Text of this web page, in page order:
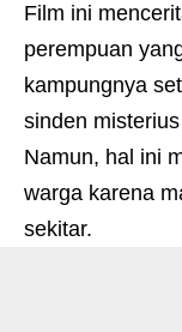
Film ini
perempuan
kampungnya
sinden
Namun, hal ini
warga karena
sekitar.